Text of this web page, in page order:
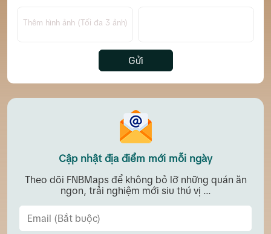
Thêm hình ảnh (Tối đa 3 ảnh)
Gửi
Cập nhật địa điểm mới mỗi ngày
Theo dõi FNBMaps để không bỏ lỡ những quán ăn
ngon, trải nghiệm mới siu thú vị ...